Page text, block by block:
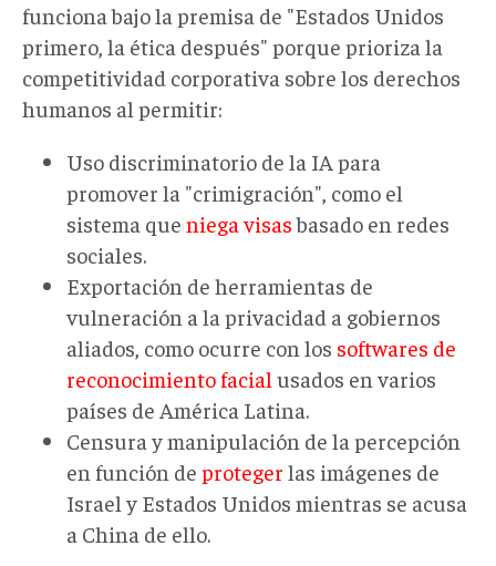
funciona bajo la premisa de "Estados Unidos
primero, la ética después" porque prioriza la
competitividad corporativa sobre los derechos
humanos al permitir:
Uso discriminatorio de la IA para
promover la "crimigración", como el
sistema que niega visasbasado en redes
sociales.
Exportación de herramientas de
vulneración a la privacidad a gobiernos
aliados, como ocurre con los softwares de
reconocimiento facial usados en varios
países de América Latina.
Censura y manipulación de la percepción
en función de proteger las imágenes de
Israel y Estados Unidos mientras se acusa
a China de ello.